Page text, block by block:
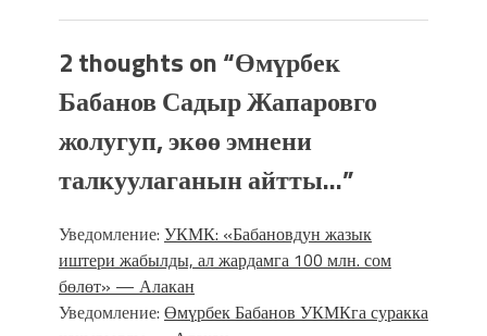
2 thoughts on “Өмүрбек
Бабанов Садыр Жапаровго
жолугуп, экөө эмнени
талкуулаганын айтты…”
Уведомление: УКМК: «Бабановдун жазык
иштери жабылды, ал жардамга 100 млн. сом
бөлөт» — Алакан
Уведомление: Өмүрбек Бабанов УКМКга суракка